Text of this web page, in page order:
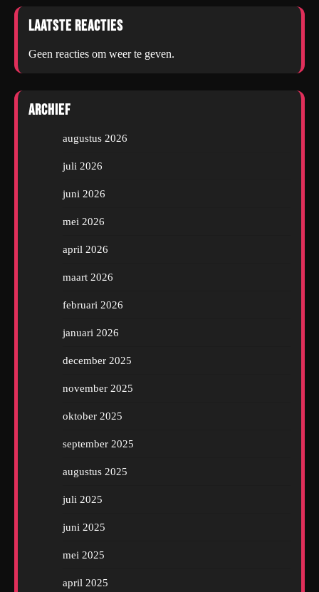
Laatste reacties
Geen reacties om weer te geven.
Archief
augustus 2026
juli 2026
juni 2026
mei 2026
april 2026
maart 2026
februari 2026
januari 2026
december 2025
november 2025
oktober 2025
september 2025
augustus 2025
juli 2025
juni 2025
mei 2025
april 2025